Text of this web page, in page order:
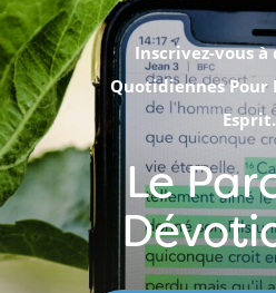
Inscrivez-vous à
Quotidiennes
Esprit.
Le